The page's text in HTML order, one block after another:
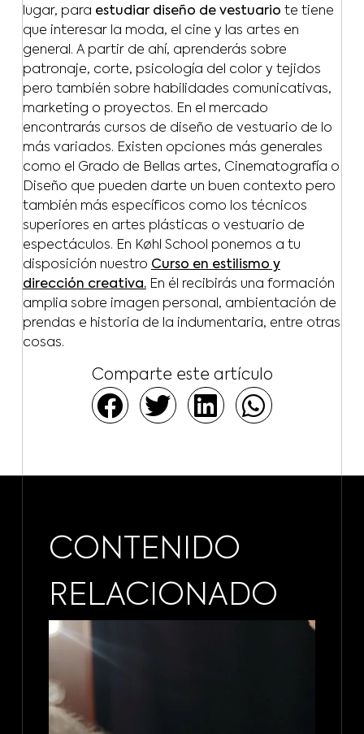
lugar, para estudiar diseño de vestuario te tiene
que interesar la moda, el cine y las artes en
general. A partir de ahí, aprenderás sobre
patronaje, corte, psicología del color y tejidos
pero también sobre habilidades comunicativas,
marketing o proyectos. En el mercado
encontrarás cursos de diseño de vestuario de lo
más variados. Existen opciones más generales
como el Grado de Bellas artes, Cinematografía o
Diseño que pueden darte un buen contexto pero
también más específicos como los técnicos
superiores en artes plásticas o vestuario de
espectáculos. En Køhl School ponemos a tu
disposición nuestro Curso en estilismo y
dirección creativa.En él recibirás una formación
amplia sobre imagen personal, ambientación de
prendas e historia de la indumentaria, entre otras
cosas.
Comparte este artículo
CONTENIDO
RELACIONADO